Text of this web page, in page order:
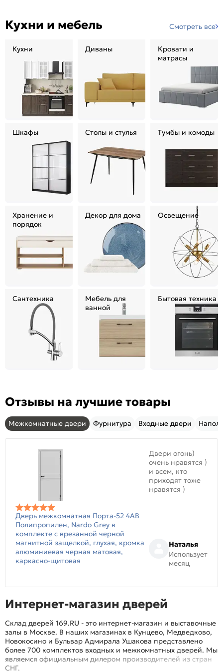
Кухни и мебель Смотреть все
Кухни Диваны
Кровати и
матрасы
Шкафы Столы и стулья Тумбы и комоды
Хранение и
порядок
Декор для дома Освещение
Сантехника
Мебель для
ванной
Бытовая техника
Отзывы на лучшие товары
Межкомнатные двери Фурнитура Входные двери
Дверь межкомнатная Порта-52 4AB
Полипропилен, Nardo Grey в
комплекте с врезанной черной
магнитной защелкой, глухая, кромка
алюминиевая черная матовая,
каркасно-щитовая
Двери огонь)
очень нравятся )
и всем, кто
приходят тоже
нравятся )
Наталья
Использует
месяц
Интернет-магазин дверей
Склад дверей 169.RU - это интернет-магазин и выставочные
залы в Москве. В наших магазинах в Кунцево, Медведково,
Новокосино и Бульвар Адмирала Ушакова представлено
более 700 комплектов входных и межкомнатных дверей. Мы
являемся официальным дилером производителей из стран
СНГ.